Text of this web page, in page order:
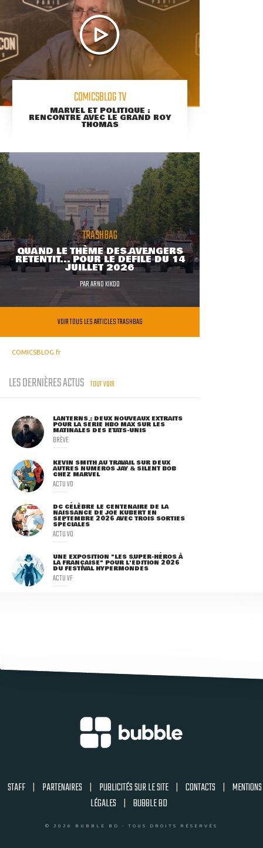
COMICSBLOG TV
MARVEL ET POLITIQUE :
RENCONTRE AVEC LE GRAND ROY
THOMAS
TRASHBAG
QUAND LE THÈME DES AVENGERS
RETENTIT... POUR LE DÉFILÉ DU 14
JUILLET 2026
PARARNO KIKOO
VOIR TOUS LES ARTICLES TRASHBAG
COMICSBLOG.fr
LES DERNIÈRES ACTUS TOUT VOIR
LANTERNS : DEUX NOUVEAUX EXTRAITS
POUR LA SÉRIE HBO MAX SUR LES
MATINALES DES ETATS-UNIS
BRÈVE
KEVIN SMITH AU TRAVAIL SUR DEUX
AUTRES NUMÉROS JAY & SILENT BOB
CHEZ MARVEL
ACTU VO
DC CÉLÈBRE LE CENTENAIRE DE LA
NAISSANCE DE JOE KUBERT EN
SEPTEMBRE 2026 AVEC TROIS SORTIES
SPÉCIALES
ACTU VO
UNE EXPOSITION "LES SUPER-HÉROS À
LA FRANÇAISE" POUR L'ÉDITION 2026
DU FESTIVAL HYPERMONDES
ACTU VF
STAFF | PARTENAIRES | PUBLICITÉS SUR LE SITE | CONTACTS | MENTIONS
LÉGALES | BUBBLE BD
© 2026 BUBBLE BD - TOUS DROITS RÉSERVÉS